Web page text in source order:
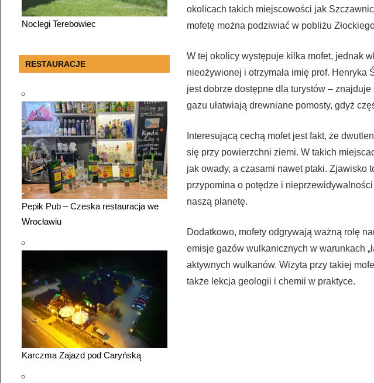
okolicach takich miejscowości jak
mofetę można podziwiać w pobliżu
W tej okolicy występuje kilka mofet, jednak
nieożywionej i otrzymała imię prof. Henryka
jest dobrze dostępne dla turystów –
gazu ułatwiają drewniane pomosty, gdyż
Interesującą cechą mofet jest fakt, że
się przy powierzchni ziemi. W takich
jak owady, a czasami nawet ptaki. Zjawisko
przypomina o potędze i
naszą planetę.
Dodatkowo, mofety odgrywają ważną rolę
emisje gazów wulkanicznych w warunkach
aktywnych wulkanów. Wizyta przy takiej
także lekcja geologii i chemii w praktyce.
Noclegi Terebowiec
RESTAURACJE
Pepik Pub – Czeska restauracja we
Wrocławiu
Karczma Zajazd pod Caryńską